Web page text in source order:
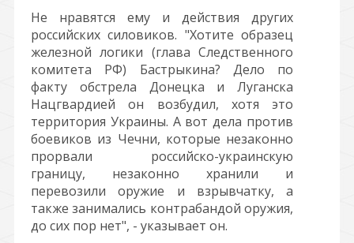
Не нравятся ему и действия других
российских силовиков. "Хотите образец
железной логики (глава Следственного
комитета РФ) Бастрыкина? Дело по
факту обстрела Донецка и Луганска
Нацгвардией он возбудил, хотя это
территория Украины. А вот дела против
боевиков из Чечни, которые незаконно
прорвали российско-украинскую
границу, незаконно хранили и
перевозили оружие и взрывчатку, а
также занимались контрабандой оружия,
до сих пор нет", - указывает он.